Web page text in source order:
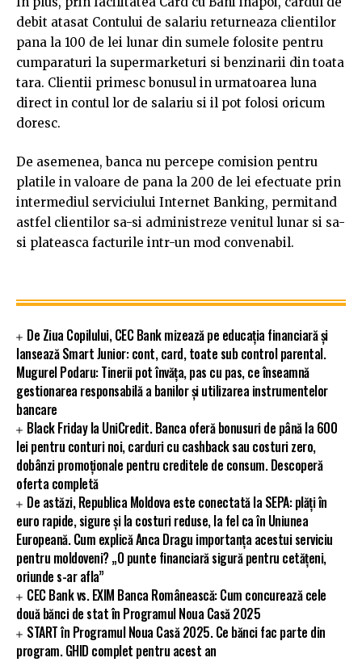
debit atasat Contului de salariu returneaza clientilor
pana la 100 de lei lunar din sumele folosite pentru
cumparaturi la supermarketuri si benzinarii din toata
tara. Clientii primesc bonusul in urmatoarea luna
direct in contul lor de salariu si il pot folosi oricum
doresc.
De asemenea, banca nu percepe comision pentru
platile in valoare de pana la 200 de lei efectuate prin
intermediul serviciului Internet Banking, permitand
astfel clientilor sa-si administreze venitul lunar si sa-
si plateasca facturile intr-un mod convenabil.
De Ziua Copilului, CEC Bank mizează pe educația financiară și
lansează Smart Junior: cont, card, toate sub control parental.
Mugurel Podaru: Tinerii pot învăța, pas cu pas, ce înseamnă
gestionarea responsabilă a banilor și utilizarea instrumentelor
bancare
Black Friday la UniCredit. Banca oferă bonusuri de până la 600
lei pentru conturi noi, carduri cu cashback sau costuri zero,
dobânzi promoționale pentru creditele de consum. Descoperă
oferta completă
De astăzi, Republica Moldova este conectată la SEPA: plăți în
euro rapide, sigure și la costuri reduse, la fel ca în Uniunea
Europeană. Cum explică Anca Dragu importanța acestui serviciu
pentru moldoveni? „O punte financiară sigură pentru cetățeni,
oriunde s-ar afla”
CEC Bank vs. EXIM Banca Românească: Cum concurează cele
două bănci de stat în Programul Noua Casă 2025
START în Programul Noua Casă 2025. Ce bănci fac parte din
program. GHID complet pentru acest an